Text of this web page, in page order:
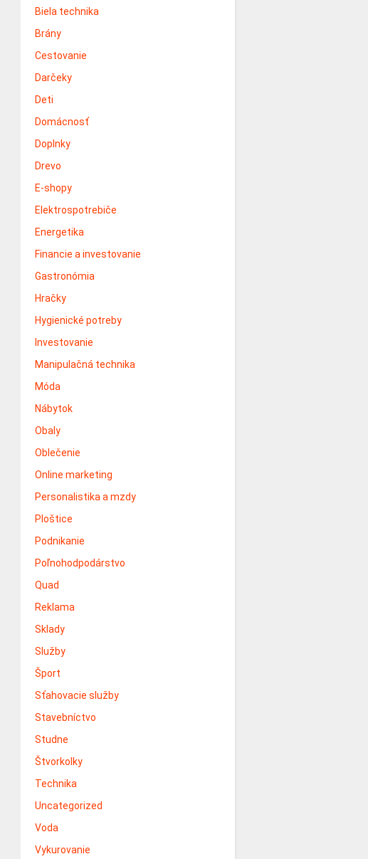
Biela technika
Brány
Cestovanie
Darčeky
Deti
Domácnosť
Doplnky
Drevo
E-shopy
Elektrospotrebiče
Energetika
Financie a investovanie
Gastronómia
Hračky
Hygienické potreby
Investovanie
Manipulačná technika
Móda
Nábytok
Obaly
Oblečenie
Online marketing
Personalistika a mzdy
Ploštice
Podnikanie
Poľnohodpodárstvo
Quad
Reklama
Sklady
Služby
Šport
Sťahovacie služby
Stavebníctvo
Studne
Štvorkolky
Technika
Uncategorized
Voda
Vykurovanie